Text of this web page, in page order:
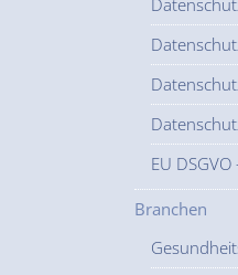
EU
Branchen